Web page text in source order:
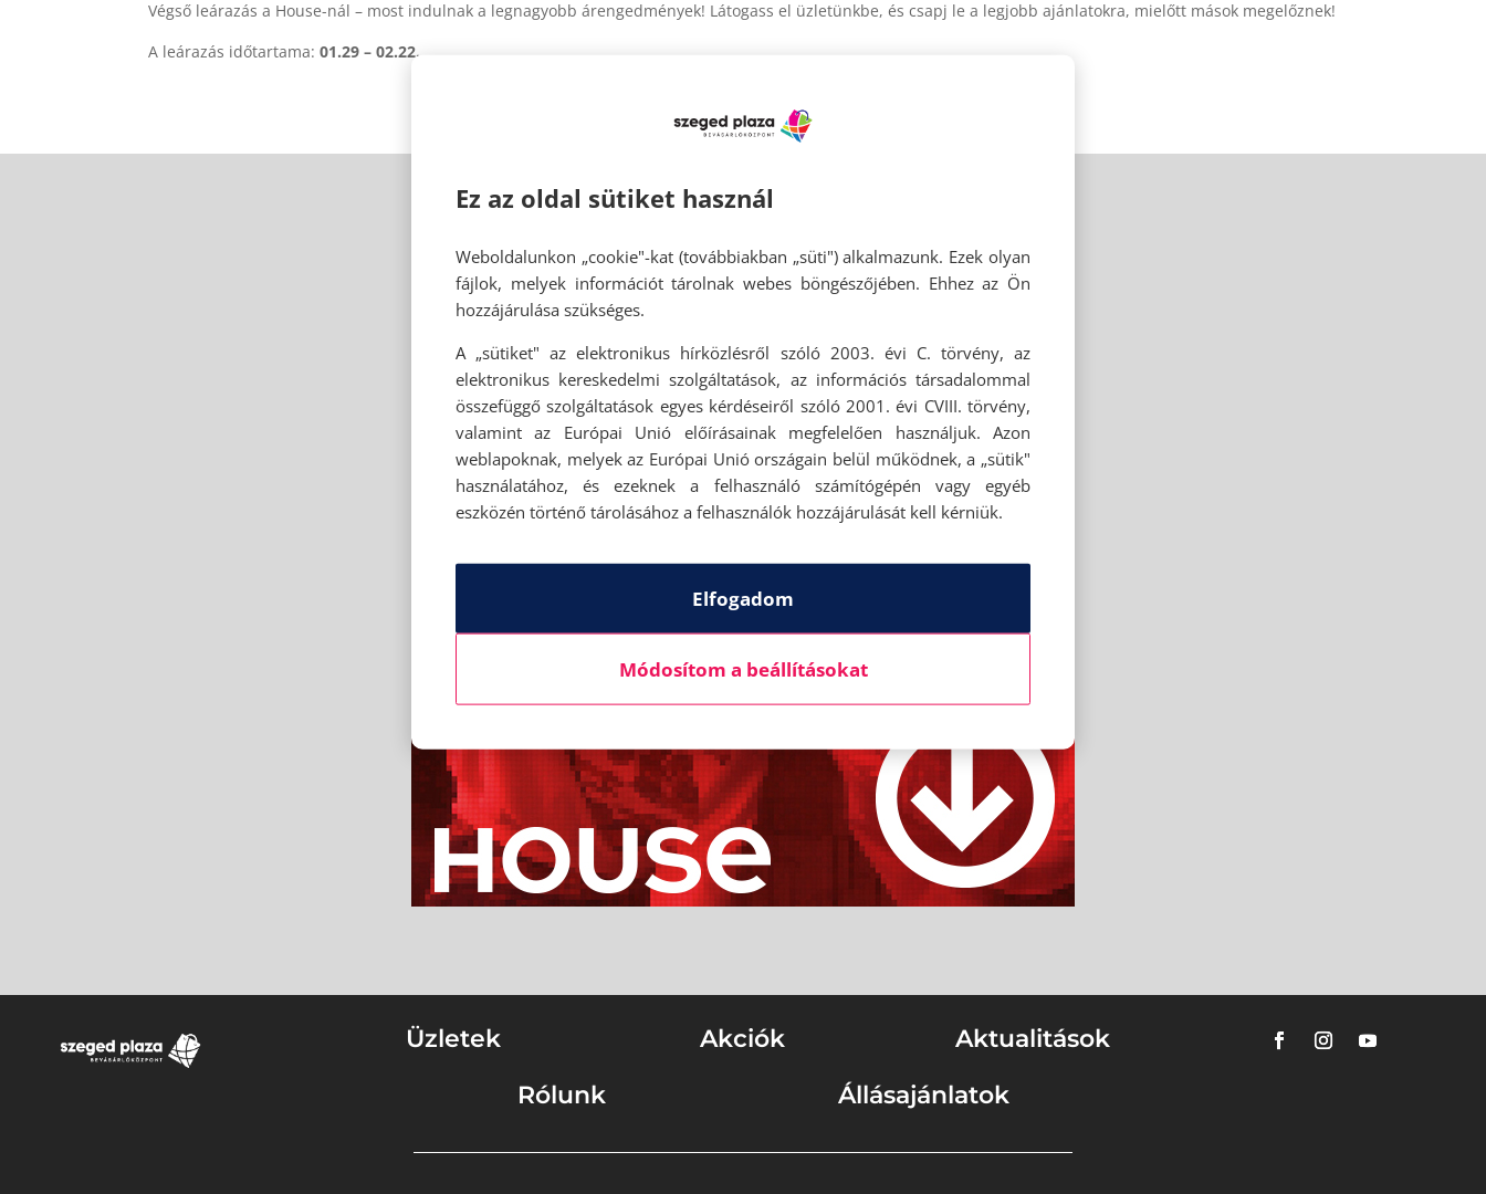
Végső leárazás a House-nál – most indulnak a legnagyobb árengedmények! Látogass el üzletünkbe, és csapj le a legjobb ajánlatokra, mielőtt mások megelőznek!
A leárazás időtartama:01.29 – 02.22.
Üzletek Akciók
Aktualitások
Rólunk
Állásajánlatok
Ez az oldal sütiket használ
Weboldalunkon „cookie"-kat (továbbiakban „süti") alkalmazunk. Ezek olyan
fájlok, melyek információt tárolnak webes böngészőjében. Ehhez az Ön
hozzájárulása szükséges.
A „sütiket" az elektronikus hírközlésről szóló 2003. évi C. törvény, az
elektronikus kereskedelmi szolgáltatások, az információs társadalommal
összefüggő szolgáltatások egyes kérdéseiről szóló 2001. évi CVIII. törvény,
valamint az Európai Unió előírásainak megfelelően használjuk. Azon
weblapoknak, melyek az Európai Unió országain belül működnek, a „sütik"
használatához, és ezeknek a felhasználó számítógépén vagy egyéb
eszközén történő tárolásához a felhasználók hozzájárulását kell kérniük.
Elfogadom
Módosítom a beállításokat